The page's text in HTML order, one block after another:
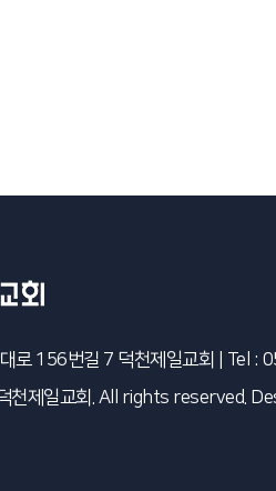
로 156번길 7 덕천제일교회
Tel :
제일교회. All rights reserved.